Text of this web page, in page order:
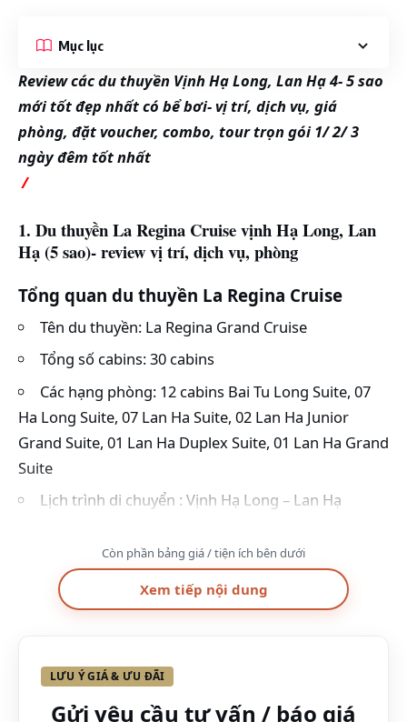
Mục lục
Review các du thuyền Vịnh Hạ Long, Lan Hạ 4- 5 sao
mới tốt đẹp nhất có bể bơi- vị trí, dịch vụ, giá
phòng, đặt voucher, combo, tour trọn gói 1/ 2/ 3
ngày đêm tốt nhất
/
1. Du thuyền La Regina Cruise vịnh Hạ Long, Lan
Hạ (5 sao)- review vị trí, dịch vụ, phòng
Tổng quan du thuyền La Regina Cruise
Tên du thuyền: La Regina Grand Cruise
Tổng số cabins: 30 cabins
Các hạng phòng: 12 cabins Bai Tu Long Suite, 07
Ha Long Suite, 07 Lan Ha Suite, 02 Lan Ha Junior
Grand Suite, 01 Lan Ha Duplex Suite, 01 Lan Ha Grand
Suite
Lịch trình di chuyển : Vịnh Hạ Long – Lan Hạ
Còn phần bảng giá / tiện ích bên dưới
Xem tiếp nội dung
LƯU Ý GIÁ & ƯU ĐÃI
Gửi yêu cầu tư vấn / báo giá